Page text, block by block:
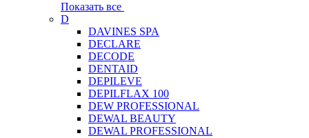
Показать все
D
DAVINES SPA
DECLARE
DECODE
DENTAID
DEPILEVE
DEPILFLAX 100
DEW PROFESSIONAL
DEWAL BEAUTY
DEWAL PROFESSIONAL